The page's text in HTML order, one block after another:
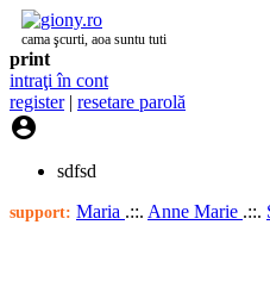
cama şcurti, aoa suntu tuti
print
intraţi în cont
register| resetare parolă

sdfsd
support: Maria .::. Anne Marie .::.